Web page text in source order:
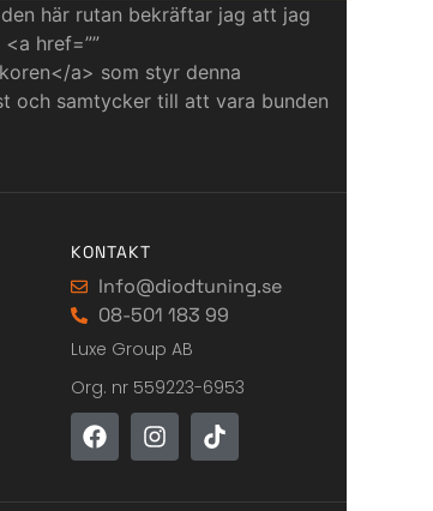
här rutan bekräftar jag att jag
href=””
a> som styr denna
och samtycker till att vara bunden
KONTAKT
Info@diodtuning.se
08-501 183 99
Luxe Group AB
Org. nr 559223-6953